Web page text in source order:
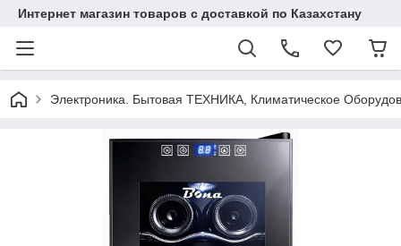
Интернет магазин товаров с доставкой по Казахстану
Электроника. Бытовая ТЕХНИКА, Климатическое